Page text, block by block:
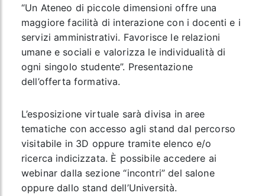
“Un Ateneo di piccole dimensioni offre una
maggiore facilità di interazione con i docenti e i
servizi amministrativi. Favorisce le relazioni
umane e sociali e valorizza le individualità di
ogni singolo studente”. Presentazione
dell’offerta formativa.
L’esposizione virtuale sarà divisa in aree
tematiche con accesso agli stand dal percorso
visitabile in 3D oppure tramite elenco e/o
ricerca indicizzata. È possibile accedere ai
webinar dalla sezione “incontri” del salone
oppure dallo stand dell’Università.